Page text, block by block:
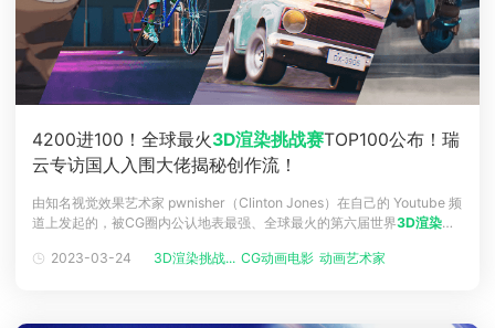
4200进100！全球最火3D渲染挑战赛TOP100公布！瑞
云专访国人入围大佬揭秘创作流！
由知名视觉效果艺术家 pwnisher（Clinton Jones）在自己的 Youtube 频
道上发起的，被CG圈内公认地表最强、全球最火的第六届世界3D渲染挑
析了入围Top100的精彩作品，并选出了最终获奖的前五名作品。发起者
2023-03-24 3D渲染挑战... CG动画电影 动画艺术家